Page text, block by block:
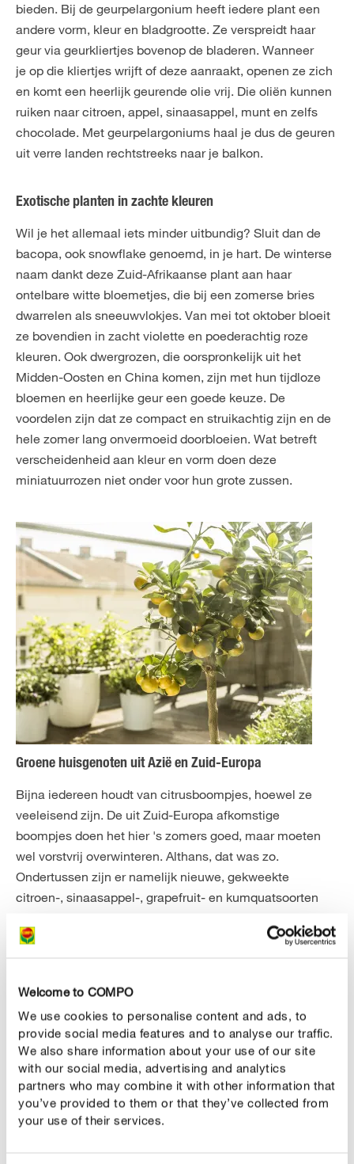
Welcome to COMPO
We use cookies to personalise content and ads, to
provide social media features and to analyse our traffic.
We also share information about your use of our site
with our social media, advertising and analytics
partners who may combine it with other information that
you’ve provided to them or that they’ve collected from
your use of their services.
bieden. Bij de geurpelargonium heeft iedere plant een
andere vorm, kleur en bladgrootte. Ze verspreidt haar
geur via geurkliertjes bovenop de bladeren. Wanneer
je op die kliertjes wrijft of deze aanraakt, openen ze zich
en komt een heerlijk geurende olie vrij. Die oliën kunnen
ruiken naar citroen, appel, sinaasappel, munt en zelfs
chocolade. Met geurpelargoniums haal je dus de geuren
uit verre landen rechtstreeks naar je balkon.
Exotische planten in zachte kleuren
Wil je het allemaal iets minder uitbundig? Sluit dan de
bacopa, ook snowflake genoemd, in je hart. De winterse
naam dankt deze Zuid-Afrikaanse plant aan haar
ontelbare witte bloemetjes, die bij een zomerse bries
dwarrelen als sneeuwvlokjes. Van mei tot oktober bloeit
ze bovendien in zacht violette en poederachtig roze
kleuren. Ook dwergrozen, die oorspronkelijk uit het
Midden-Oosten en China komen, zijn met hun tijdloze
bloemen en heerlijke geur een goede keuze. De
voordelen zijn dat ze compact en struikachtig zijn en de
hele zomer lang onvermoeid doorbloeien. Wat betreft
verscheidenheid aan kleur en vorm doen deze
miniatuurrozen niet onder voor hun grote zussen.
Groene huisgenoten uit Azië en Zuid-Europa
Bijna iedereen houdt van citrusboompjes, hoewel ze
veeleisend zijn. De uit Zuid-Europa afkomstige
boompjes doen het hier 's zomers goed, maar moeten
wel vorstvrij overwinteren. Althans, dat was zo.
Ondertussen zijn er namelijk nieuwe, gekweekte
citroen-, sinaasappel-, grapefruit- en kumquatsoorten
warm inpakt en op een beschutte plek zet, overleven ze
metgezellen voor de boompjes zijn andere planten uit
het mediterrane gebied, zoals laurier, oleander, lavendel
en rozemarijn. Om te waarborgen dat je buitenlandse
gasten zich thuis voelen op je balkon, moet je ze vooral
goed verzorgen. De formuleringen van onze speciale
potgronden zijn samengesteld voor de specifieke
vereisten van de planten waarvoor ze zijn bedoeld. Al